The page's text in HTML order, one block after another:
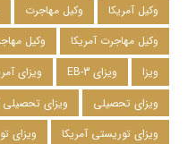
وکیل آمریکا
وکیل مهاجرت
وکیل مهاجرت آمریکا
وکیل
ویزا
ویزای EB-3 ویزای
ویزای تحصیلی
ویزای تحصیلی
ویزای توریستی آمریکا
ویزای